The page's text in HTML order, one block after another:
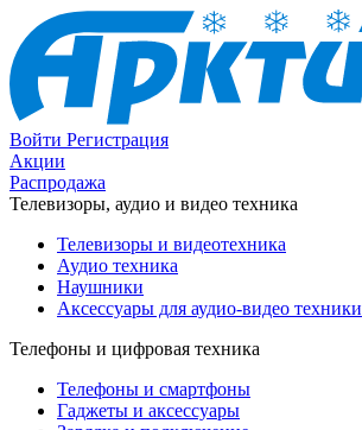
Войти Регистрация
Акции
Распродажа
Телевизоры, аудио и видео техника
Телевизоры и видеотехника
Аудио техника
Наушники
Аксессуары для аудио-видео техники
Телефоны и цифровая техника
Телефоны и смартфоны
Гаджеты и аксессуары